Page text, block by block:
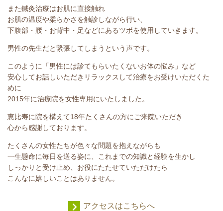
また鍼灸治療はお肌に直接触れ
お肌の温度や柔らかさを触診しながら行い、
下腹部・腰・お背中・足などにあるツボを使用していきます。
男性の先生だと緊張してしまうという声です。
このように「男性には診てもらいたくないお体の悩み」など
安心してお話しいただきリラックスして治療をお受けいただくた
めに
2015年に治療院を女性専用にいたしました。
恵比寿に院を構えて18年たくさんの方にご来院いただき
心から感謝しております。
たくさんの女性たちが色々な問題を抱えながらも
一生懸命に毎日を送る姿に、これまでの知識と経験を生かし
しっかりと受け止め、お役にたたせていただけたら
こんなに嬉しいことはありません。
アクセスはこちらへ